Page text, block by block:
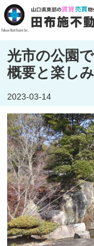
光市の公園
概要と楽し
2023-03-14